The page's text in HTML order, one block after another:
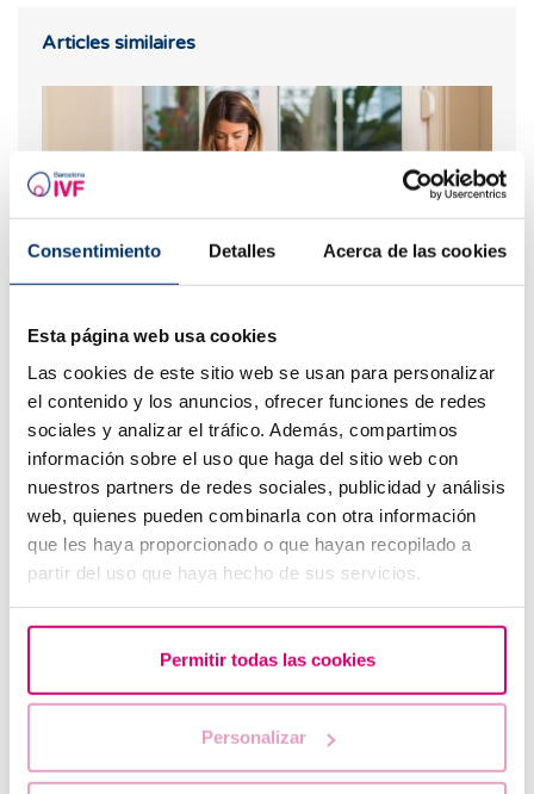
Consentimiento Detalles Acerca de las cookies
Esta página web usa cookies
Las cookies de este sitio web se usan para personalizar
el contenido y los anuncios, ofrecer funciones de redes
sociales y analizar el tráfico. Además, compartimos
información sobre el uso que haga del sitio web con
nuestros partners de redes sociales, publicidad y análisis
web, quienes pueden combinarla con otra información
que les haya proporcionado o que hayan recopilado a
partir del uso que haya hecho de sus servicios.
Permitir todas las cookies
Personalizar
Articles similaires
La stimulation ovarienne dans le cadre d'un traitement
de reproduction assistée
internationaux